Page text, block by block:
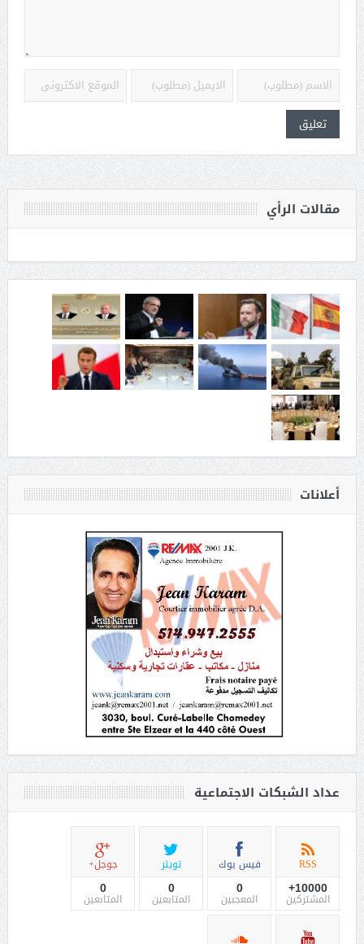
مقالات الرأي
أعلانات
عداد الشبكات الاجتماعية
RSS
10000+
المشتركين
فيس بوك
0
المعجبين
تويتر
0
المتابعين
جوجل+
0
المتابعين